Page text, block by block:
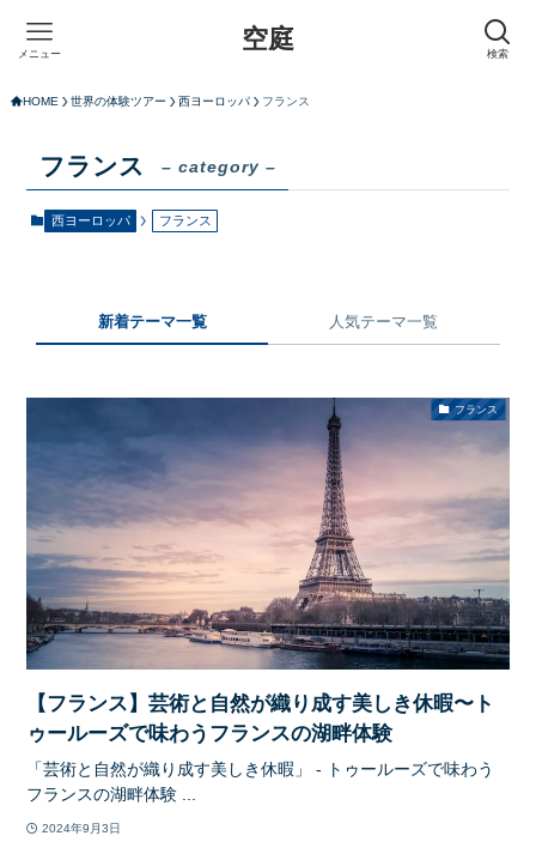
空庭 検索
メニュー
HOME 世界の体験ツアー 西ヨーロッパ フランス
フランス – category –
西ヨーロッパ フランス
新着テーマ一覧 人気テーマ一覧
フランス
【フランス】芸術と自然が織り成す美しき休暇〜ト
ゥールーズで味わうフランスの湖畔体験
「芸術と自然が織り成す美しき休暇」 - トゥールーズで味わう
フランスの湖畔体験 ...
2024年9月3日